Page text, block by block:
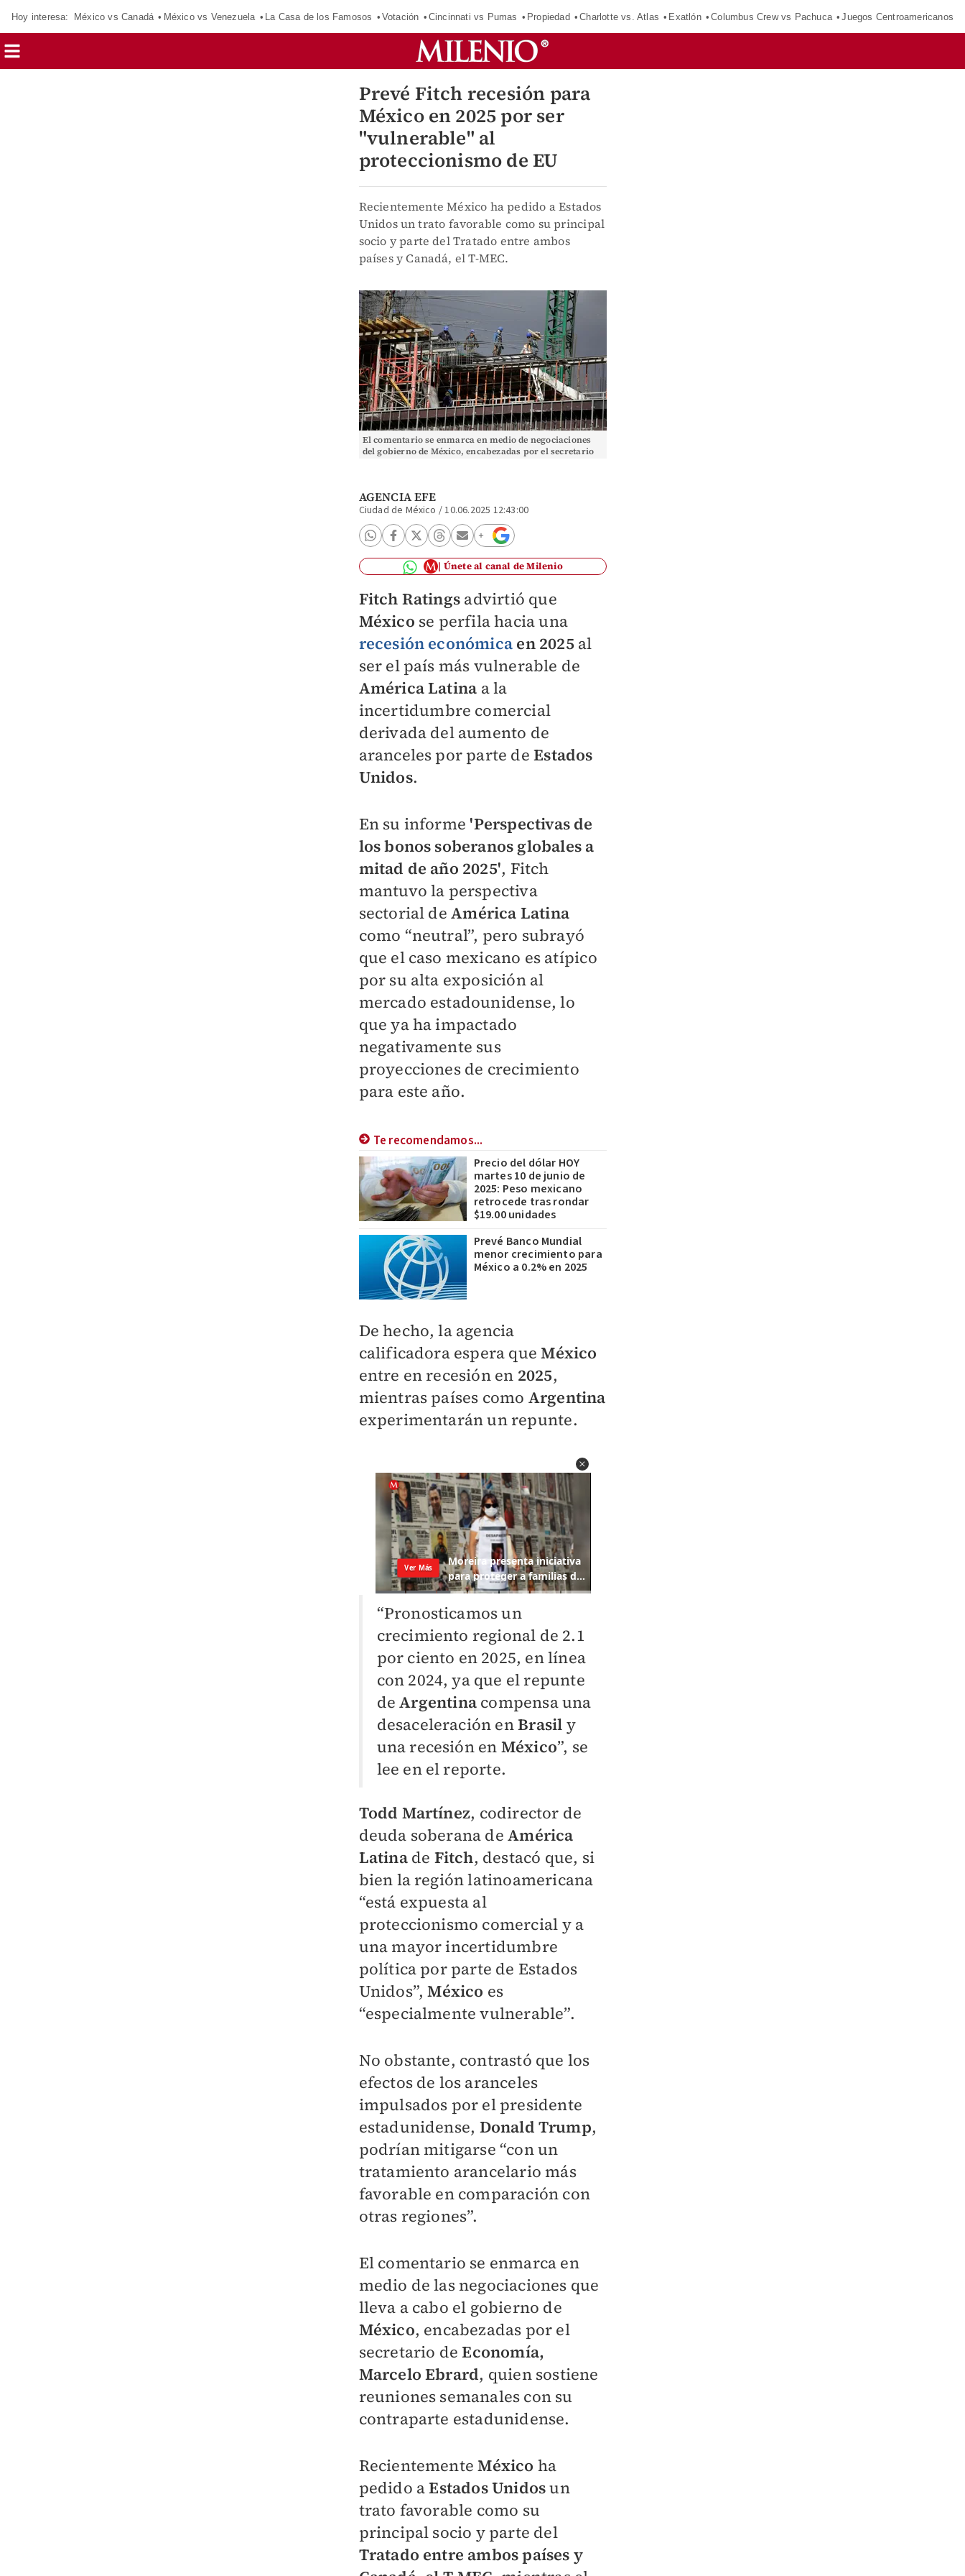
Hoy interesa: México vs Canadá México vs Venezuela La Casa de los Famosos Votación Cincinnati vs Pumas Propiedad Charlotte vs. Atlas Exatlón Columbus Crew vs Pachuca Juegos Centroamericanos
Prevé Fitch recesión para
México en 2025 por ser
"vulnerable" al
proteccionismo de EU
Recientemente México ha pedido a Estados
Unidos un trato favorable como su principal
socio y parte del Tratado entre ambos
países y Canadá, el T-MEC.
El comentario se enmarca en medio de negociaciones
del gobierno de México, encabezadas por el secretario
AGENCIA EFE
Ciudad de México /10.06.2025 12:43:00
Únete al canal de Milenio
Fitch Ratings advirtió que
México se perfila hacia una
recesión económica en 2025al
ser el país más vulnerable de
América Latina a la
incertidumbre comercial
derivada del aumento de
aranceles por parte deEstados
Unidos.
En su informe'Perspectivas de
los bonos soberanos globales a
mitad de año 2025', Fitch
mantuvo la perspectiva
sectorial deAmérica Latina
como “neutral”, pero subrayó
que el caso mexicano es atípico
por su alta exposición al
mercado estadounidense, lo
que ya ha impactado
negativamente sus
proyecciones de crecimiento
para este año.
Te recomendamos...
Precio del dólar HOY
martes 10 de junio de
2025: Peso mexicano
retrocede tras rondar
$19.00 unidades
Prevé Banco Mundial
menor crecimiento para
México a 0.2% en 2025
De hecho, la agencia
calificadora espera queMéxico
entre en recesión en 2025,
mientras países como Argentina
experimentarán un repunte.
“Pronosticamos un
crecimiento regional de 2.1
por ciento en 2025, en línea
con 2024, ya que el repunte
deArgentina compensa una
desaceleración enBrasil y
una recesión en México”, se
lee en el reporte.
Todd Martínez, codirector de
deuda soberana deAmérica
Latinade Fitch, destacó que, si
bien la región latinoamericana
“está expuesta al
proteccionismo comercial y a
una mayor incertidumbre
política por parte de Estados
Unidos”,México es
“especialmente vulnerable”.
No obstante, contrastó que los
efectos de los aranceles
impulsados por el presidente
estadunidense, Donald Trump,
podrían mitigarse “con un
tratamiento arancelario más
favorable en comparación con
otras regiones”.
El comentario se enmarca en
medio de las negociaciones que
lleva a cabo el gobierno de
México, encabezadas por el
secretario deEconomía,
Marcelo Ebrard, quien sostiene
reuniones semanales con su
contraparte estadunidense.
RecientementeMéxico ha
pedido aEstados Unidosun
trato favorable como su
principal socio y parte del
Tratado entre ambos países y